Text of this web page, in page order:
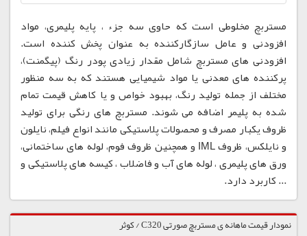
مستربچ مخلوطی است که حاوی سه جزء ، پایه پلیمری، مواد
افزودنی و عامل سازگارکننده به عنوان پخش کننده است.
افزودنی های مستربچ شامل مقدار زیادی پودر رنگ (پیگمنت)،
پرکننده های معدنی یا مواد شیمیایی هستند که به سه منظور
مختلف از جمله تولید رنگ، بهبود خواص و یا کاهش قیمت تمام
شده به پلیمر اضافه می شوند. مستربچ های رنگی برای تولید
ظروف یکبار مصرف و محصولات پلاستیکی مانند انواع فیلم، نایلون
و نایلکس، ظروف IML و همچنین ظروف فوم، لوله های ساختمانی،
ورق های پلیمری ، لوله های آب و فاضلاب ، کیسه های پلاستیکی و
... کاربرد دارد.
نمودار قیمت ماهانه ی مستربچ صورتی C320 / کوثر